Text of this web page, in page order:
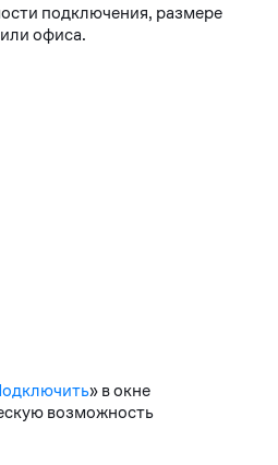
подключения, размере
офиса.
» в окне
возможность